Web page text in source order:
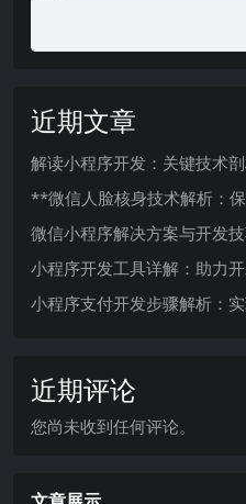
近期文章
解读小程序开发：关键技术
**微信人脸核身技术解析：
微信小程序解决方案与开发
小程序开发工具详解：助力
小程序支付开发步骤解析：
近期评论
您尚未收到任何评论。